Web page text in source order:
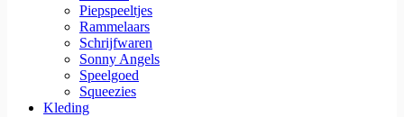
Piepspeeltjes
Rammelaars
Schrijfwaren
Sonny Angels
Speelgoed
Squeezies
Kleding